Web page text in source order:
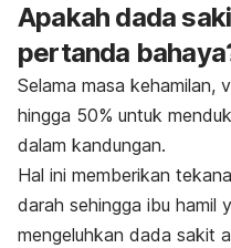
Apakah dada
pertanda
Selama masa kehamilan,
hingga 50% untuk
dalam kandungan.
Hal ini memberikan
darah sehingga ibu hamil
mengeluhkan dada sakit